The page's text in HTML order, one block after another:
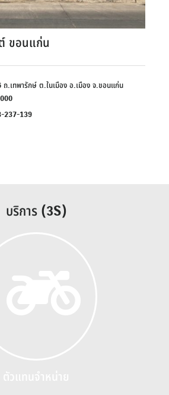
ขอนแก่น
ถ.เทพารักษ์ ต.ในเมือง อ.เมือง จ.ขอนแก่น
237-139
บริการ (3S)